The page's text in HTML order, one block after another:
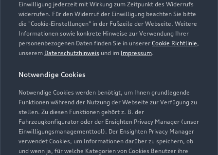
Einwilligung jederzeit mit Wirkung zum Zeitpunkt des Widerrufs
widerrufen. Für den Widerruf der Einwilligung beachten Sie bitte
die "Cookie-Einstellungen" in der Fußzeile der Webseite. Weitere
Informationen sowie konkrete Hinweise zur Verwendung Ihrer
personenbezogenen Daten finden Sie in unserer Cookie Richtlinie,
unserem Datenschutzhinweis und im Impressum.
Notwendige Cookies
Notwendige Cookies werden benötigt, um Ihnen grundlegende
Funktionen während der Nutzung der Webseite zur Verfügung zu
stellen. Zu diesen Funktionen gehört z. B. der
Fahrzeugkonfigurator oder der Ensighten Privacy Manager (unser
Einwilligungsmanagementtool). Der Ensighten Privacy Manager
verwendet Cookies, um Informationen darüber zu speichern, ob
und wenn ja, für welche Kategorien von Cookies Benutzer ihre
Zur Inspektion
Zurück nach oben